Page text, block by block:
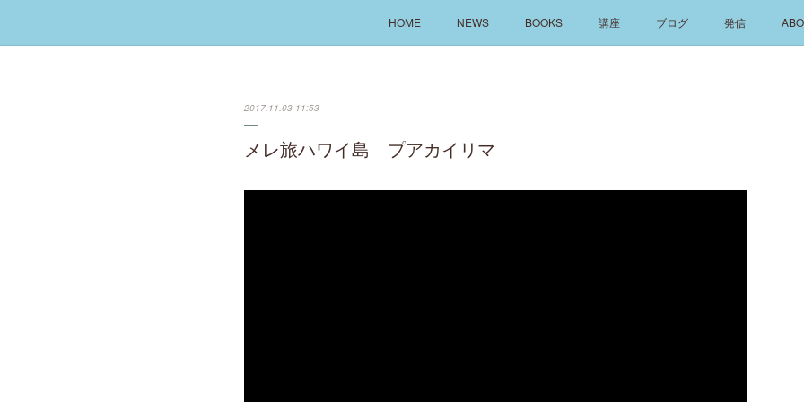
HOME NEWS BOOKS 講座 ブログ 発信
2017.11.03 11:53
メレ旅ハワイ島 プアカイリマ